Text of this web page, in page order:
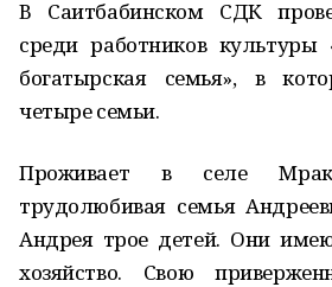
В Саитбабинском СДК
среди работников
богатырская семья», в
четыре семьи.
Проживает в селе
трудолюбивая семья
Андрея трое детей. Они
хозяйство. Свою